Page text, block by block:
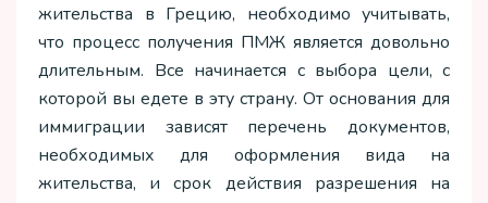
жительства в Грецию, необходимо учитывать,
что процесс получения ПМЖ является довольно
длительным. Все начинается с выбора цели, с
которой вы едете в эту страну. От основания для
иммиграции зависят перечень документов,
необходимых для оформления вида на
жительства, и срок действия разрешения на